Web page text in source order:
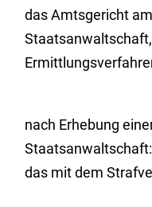
das Amtsgericht
nach Erhebung
Staatsanwaltschaft:
das mit dem